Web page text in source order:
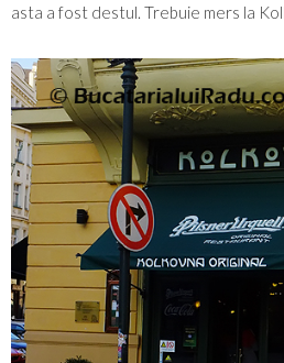
asta a fost destul. Trebuie mers la